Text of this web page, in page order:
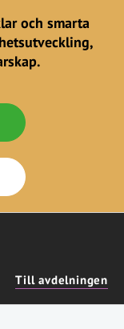
och smarta
Till avdelningen